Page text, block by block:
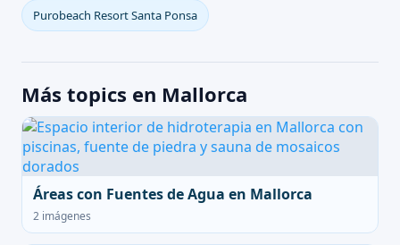
Purobeach Resort Santa Ponsa
Más topics en Mallorca
Áreas con Fuentes de Agua en Mallorca
2 imágenes